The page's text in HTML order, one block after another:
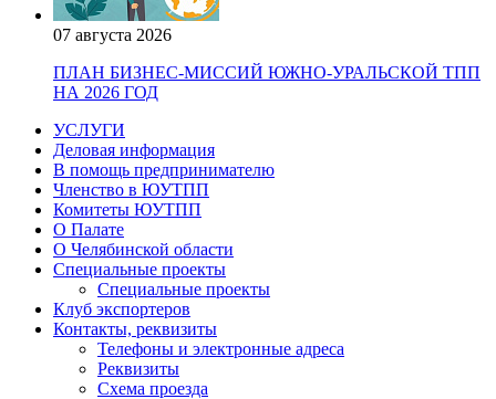
07 августа 2026
ПЛАН БИЗНЕС-МИССИЙ ЮЖНО-УРАЛЬСКОЙ ТПП
НА 2026 ГОД
УСЛУГИ
Деловая информация
В помощь предпринимателю
Членство в ЮУТПП
Комитеты ЮУТПП
О Палате
О Челябинской области
Специальные проекты
Специальные проекты
Клуб экспортеров
Контакты, реквизиты
Телефоны и электронные адреса
Реквизиты
Схема проезда